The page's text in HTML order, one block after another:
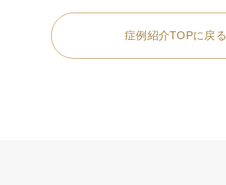
症例紹介TOPに戻る